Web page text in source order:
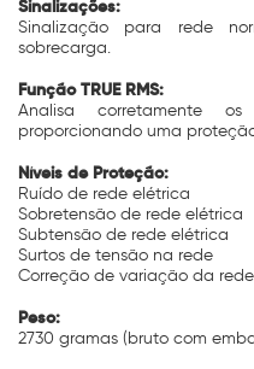
Sinalizações:
Sinalização para rede
sobrecarga.
Função TRUE RMS:
Analisa corretamente
proporcionando uma
Níveis de Proteção:
Ruído de rede elétrica
Sobretensão de rede elétrica
Subtensão de rede elétrica
Surtos de tensão na rede
Correção de variação da
Peso:
2730 gramas (bruto com